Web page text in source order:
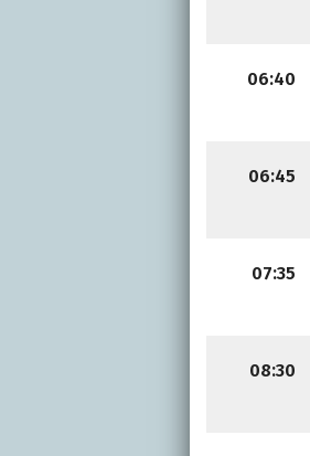
06:40
06:45
07:35
08:30